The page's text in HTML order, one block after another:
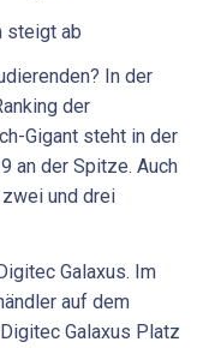
steigt ab
In der
der
Gigant steht in der
an der Spitze. Auch
und drei
Galaxus. Im
auf dem
Galaxus Platz